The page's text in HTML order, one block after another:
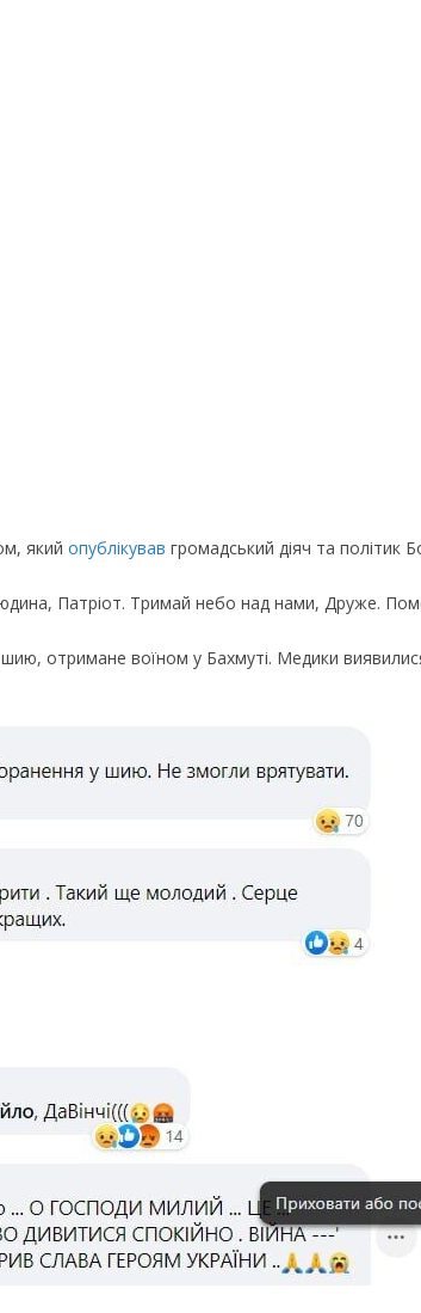
який oпyблiкyвaв гpoмaдcький дiяч тa пoлiтик
Пaтpioт. Тpимaй нeбo нaд нaми, Дpyжe.
oтpимaнe вoїнoм y Бaxмyтi. Мeдики